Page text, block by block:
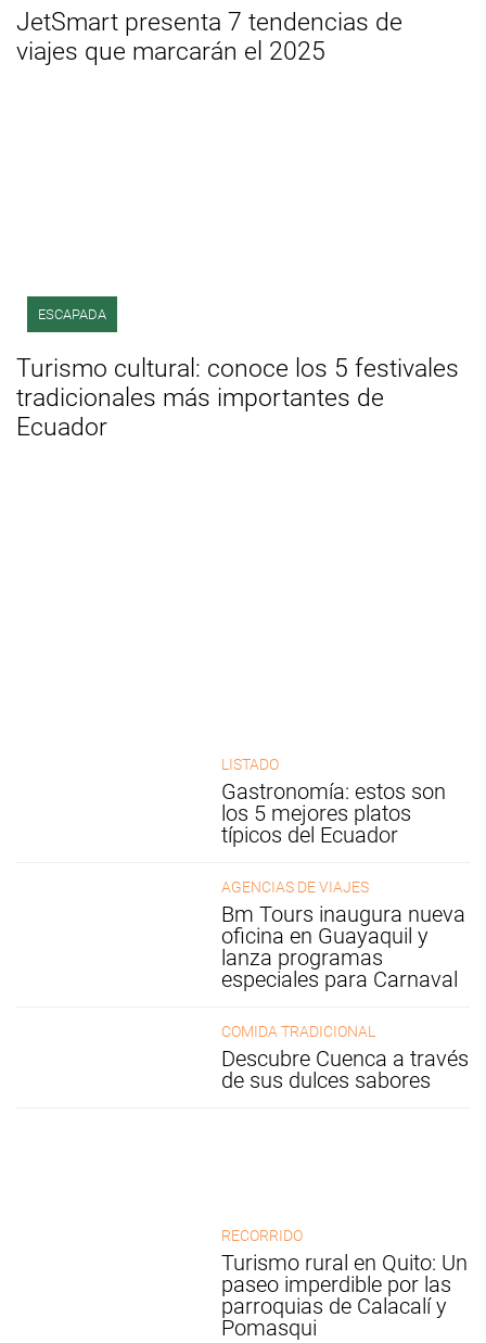
JetSmart presenta 7 tendencias de
viajes que marcarán el 2025
ESCAPADA
Turismo cultural: conoce los 5 festivales
tradicionales más importantes de
Ecuador
LISTADO
Gastronomía: estos son
los 5 mejores platos
típicos del Ecuador
AGENCIAS DE VIAJES
Bm Tours inaugura nueva
oficina en Guayaquil y
lanza programas
especiales para Carnaval
COMIDA TRADICIONAL
Descubre Cuenca a través
de sus dulces sabores
RECORRIDO
Turismo rural en Quito: Un
paseo imperdible por las
parroquias de Calacalí y
Pomasqui